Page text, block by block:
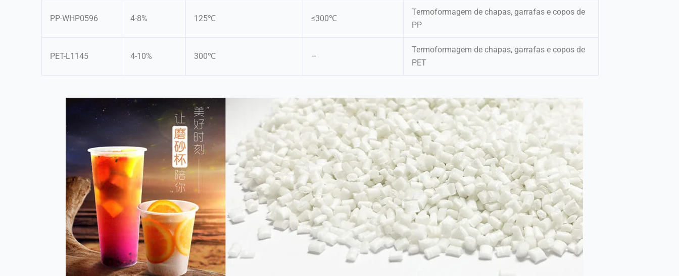
PP-WHP0596 4-8% 125℃ ≤300℃
Termoformagem de chapas, garrafas e copos de
PP
PET-L1145 4-10% 300℃ –
Termoformagem de chapas, garrafas e copos de
PET